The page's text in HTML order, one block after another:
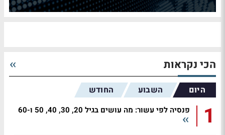
הכי נקראות
היום השבוע החודש
1 פנסיה לפי עשור: מה עושים בגיל 20, 30, 40, 50 ו-60